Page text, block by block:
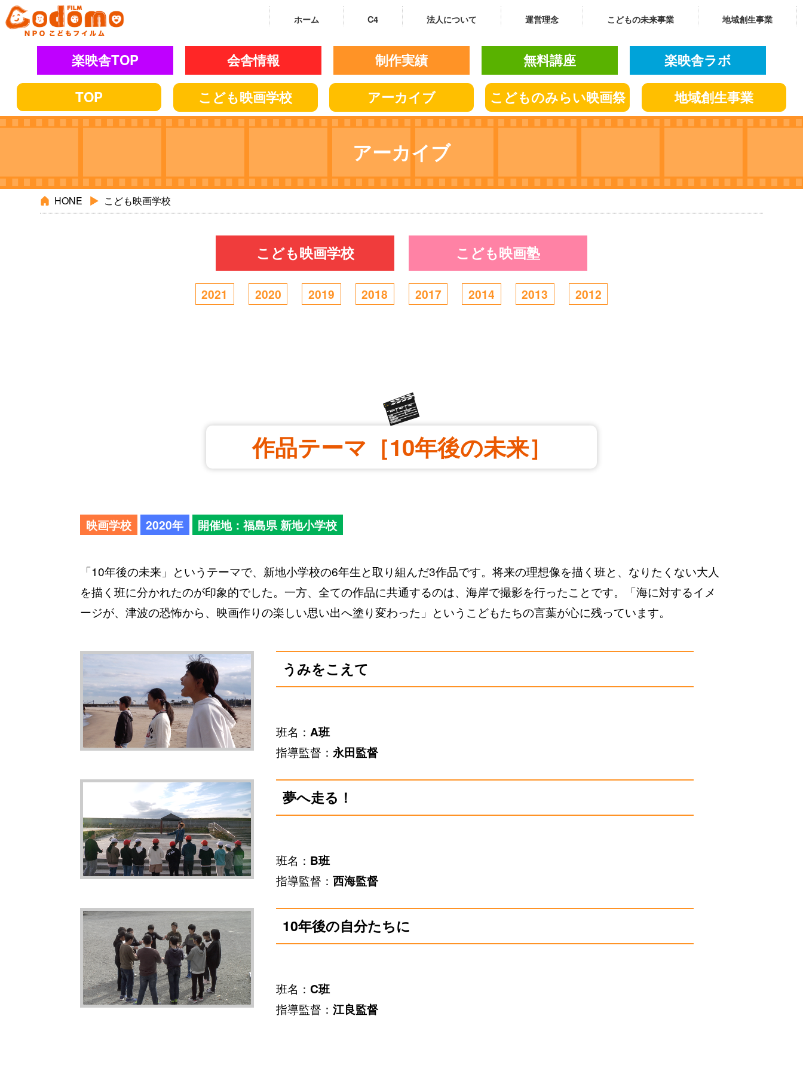
ホーム C4 法人について 運営理念 こどもの未来事業 地域創生事業
楽映舎TOP 会舎情報 制作実績 無料講座
楽映舎ラボ
TOP
こども映画学校 アーカイブ こどものみらい映画祭 地域創生事業
アーカイブ
HONE こども映画学校
こども映画学校 こども映画塾
2021 2020 2019 2018 2017 2014 2013 2012
作品テーマ［10年後の未来］
映画学校 2020年 開催地：福島県 新地小学校
「10年後の未来」というテーマで、新地小学校の6年生と取り組んだ3作品です。将来の理想像を描く班と、なりたくない大人
を描く班に分かれたのが印象的でした。一方、全ての作品に共通するのは、海岸で撮影を行ったことです。「海に対するイメ
ージが、津波の恐怖から、映画作りの楽しい思い出へ塗り変わった」というこどもたちの言葉が心に残っています。
うみをこえて
班名： A班
指導監督： 永田監督
夢へ走る！
班名： B班
指導監督： 西海監督
10年後の自分たちに
班名： C班
指導監督： 江良監督